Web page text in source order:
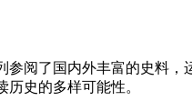
阅了国内外丰富的史料
史的多样可能性。